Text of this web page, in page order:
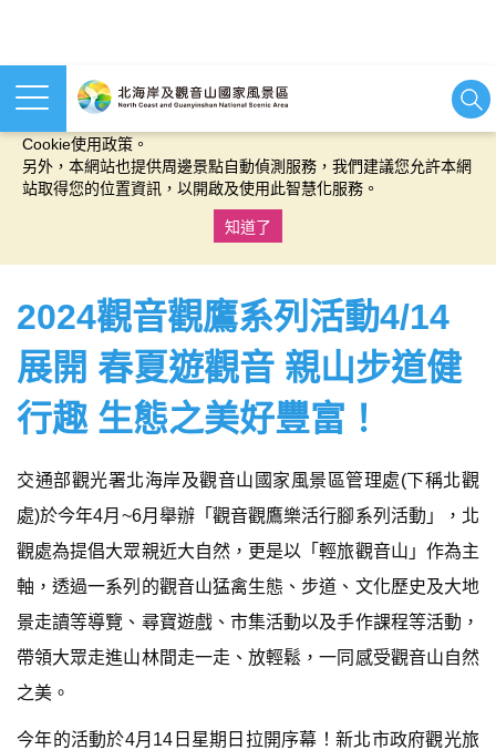
本網站使用cookies等相關技術以持續優化網站服務，並有助於為
Cookie使用政策。
另外，本網站也提供周邊景點自動偵測服務，我們建議您允許本網
站取得您的位置資訊，以開啟及使用此智慧化服務。
知道了
2024觀音觀鷹系列活動4/14
展開 春夏遊觀音 親山步道健
行趣 生態之美好豐富！
交通部觀光署北海岸及觀音山國家風景區管理處(下稱北觀
處)於今年4月~6月舉辦「觀音觀鷹樂活行腳系列活動」，北
觀處為提倡大眾親近大自然，更是以「輕旅觀音山」作為主
軸，透過一系列的觀音山猛禽生態、步道、文化歷史及大地
景走讀等導覽、尋寶遊戲、市集活動以及手作課程等活動，
帶領大眾走進山林間走一走、放輕鬆，一同感受觀音山自然
之美。
今年的活動於4月14日星期日拉開序幕！新北市政府觀光旅